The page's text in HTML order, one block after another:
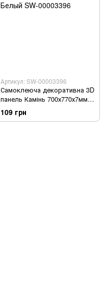
Артикул: SW-00003396
Самоклеюча декоративна 3D
панель Камінь 700х770х7мм
Белый SW-00003396
109 грн